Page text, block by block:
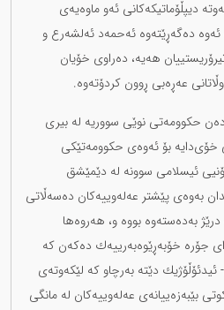
دیپڵۆماتیكەکانی ئەو ماوەیەی
دەگەڕێتەوە ئەحمەد ئەلشەرع و
هەیە، دەراوی خۆیان
عەڕەبی ڕوون كردۆتەوە.
حكوومەتی نوێی سووریە لە بیری
خۆی‌دایە بۆ ئەوەی حكوومەتێكی
ئیسلامی سوونە لە دێمێشق
بەوەی پێشتر عەلەوییەكان دەسەڵاتی
بەدەستەوە بووە و، هەروەها
جۆرە خۆبەڕێوەبەرییەك دەكەن کە
دێتە بەرچاو كە لێكەوتەی
بێبەزەییانەی عەلەوییەكان لە مانگی